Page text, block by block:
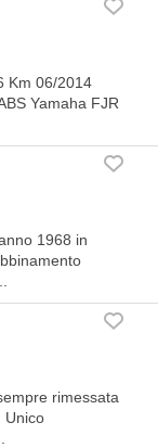
Km 06/2014
Yamaha FJR
1968 in
rimessata
Unico